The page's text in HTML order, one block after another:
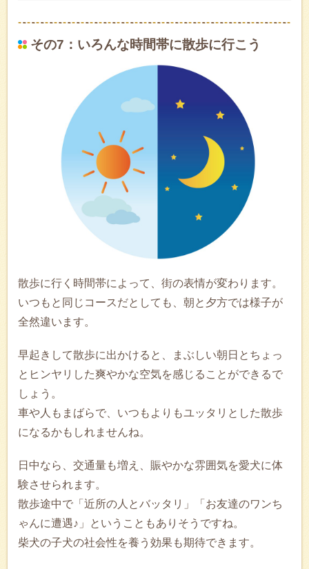
その7：いろんな時間帯に散歩に行こう
散歩に行く時間帯によって、街の表情が変わります。
いつもと同じコースだとしても、朝と夕方では様子が
全然違います。
早起きして散歩に出かけると、まぶしい朝日とちょっ
とヒンヤリした爽やかな空気を感じることができるで
しょう。
車や人もまばらで、いつもよりもユッタリとした散歩
になるかもしれませんね。
日中なら、交通量も増え、賑やかな雰囲気を愛犬に体
験させられます。
散歩途中で「近所の人とバッタリ」「お友達のワンち
ゃんに遭遇♪」ということもありそうですね。
柴犬の子犬の社会性を養う効果も期待できます。